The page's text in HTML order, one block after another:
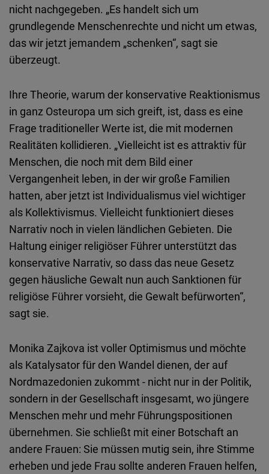
nicht nachgegeben. „Es handelt sich um
grundlegende Menschenrechte und nicht um etwas,
das wir jetzt jemandem „schenken“, sagt sie
überzeugt.
Ihre Theorie, warum der konservative Reaktionismus
in ganz Osteuropa um sich greift, ist, dass es eine
Frage traditioneller Werte ist, die mit modernen
Realitäten kollidieren. „Vielleicht ist es attraktiv für
Menschen, die noch mit dem Bild einer
Vergangenheit leben, in der wir große Familien
hatten, aber jetzt ist Individualismus viel wichtiger
als Kollektivismus. Vielleicht funktioniert dieses
Narrativ noch in vielen ländlichen Gebieten. Die
Haltung einiger religiöser Führer unterstützt das
konservative Narrativ, so dass das neue Gesetz
gegen häusliche Gewalt nun auch Sanktionen für
religiöse Führer vorsieht, die Gewalt befürworten“,
sagt sie.
Monika Zajkova ist voller Optimismus und möchte
als Katalysator für den Wandel dienen, der auf
Nordmazedonien zukommt - nicht nur in der Politik,
sondern in der Gesellschaft insgesamt, wo jüngere
Menschen mehr und mehr Führungspositionen
übernehmen. Sie schließt mit einer Botschaft an
andere Frauen: Sie müssen mutig sein, ihre Stimme
erheben und jede Frau sollte anderen Frauen helfen,